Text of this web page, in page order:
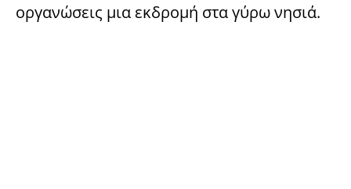
οργανώσεις μια εκδρομή στα γύρω νησιά.